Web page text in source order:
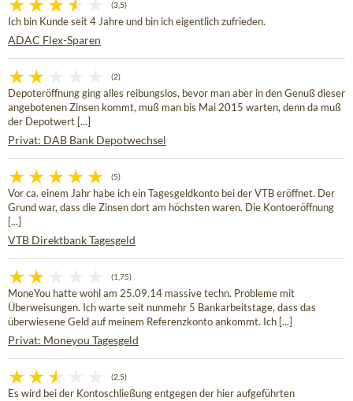
(3,5)
Ich bin Kunde seit 4 Jahre und bin ich eigentlich zufrieden.
ADAC Flex-Sparen
(2)
Depoteröffnung ging alles reibungslos, bevor man aber in den Genuß dieser
angebotenen Zinsen kommt, muß man bis Mai 2015 warten, denn da muß
der Depotwert [...]
Privat: DAB Bank Depotwechsel
(5)
Vor ca. einem Jahr habe ich ein Tagesgeldkonto bei der VTB eröffnet. Der
Grund war, dass die Zinsen dort am höchsten waren. Die Kontoeröffnung
[...]
VTB Direktbank Tagesgeld
(1,75)
MoneYou hatte wohl am 25.09.14 massive techn. Probleme mit
Überweisungen. Ich warte seit nunmehr 5 Bankarbeitstage, dass das
überwiesene Geld auf meinem Referenzkonto ankommt. Ich [...]
Privat: Moneyou Tagesgeld
(2,5)
Es wird bei der Kontoschließung entgegen der hier aufgeführten